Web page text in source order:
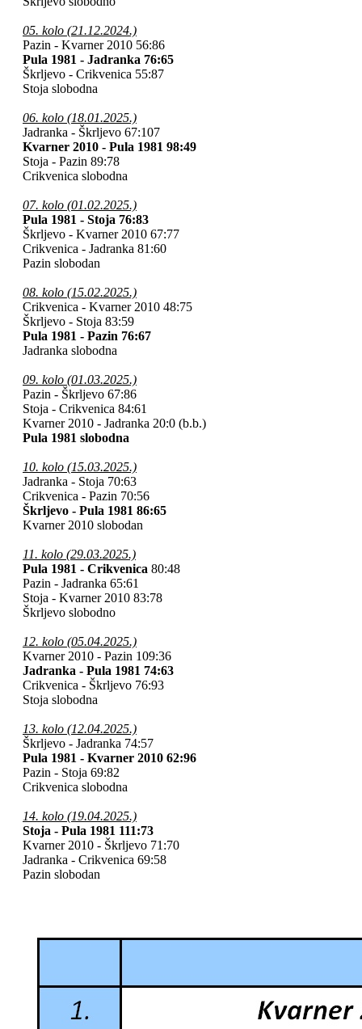
05. kolo (21.12.2024.)
Pazin - Kvarner 2010 56:86
Pula 1981 - Jadranka 76:65
Škrljevo - Crikvenica 55:87
Stoja slobodna
06. kolo (18.01.2025.)
Jadranka - Škrljevo 67:107
Kvarner 2010 - Pula 1981 98:49
Stoja - Pazin 89:78
Crikvenica slobodna
07. kolo (01.02.2025.)
Pula 1981 - Stoja 76:83
Škrljevo - Kvarner 2010 67:77
Crikvenica - Jadranka 81:60
Pazin slobodan
08. kolo (15.02.2025.)
Crikvenica - Kvarner 2010 48:75
Škrljevo - Stoja 83:59
Pula 1981 - Pazin 76:67
Jadranka slobodna
09. kolo (01.03.2025.)
Pazin - Škrljevo 67:86
Stoja - Crikvenica 84:61
Kvarner 2010 - Jadranka 20:0 (b.b.)
Pula 1981 slobodna
10. kolo (15.03.2025.)
Jadranka - Stoja 70:63
Crikvenica - Pazin 70:56
Škrljevo - Pula 1981 86:65
Kvarner 2010 slobodan
11. kolo (29.03.2025.)
Pula 1981 - Crikvenica 80:48
Pazin - Jadranka 65:61
Stoja - Kvarner 2010 83:78
Škrljevo slobodno
12. kolo (05.04.2025.)
Kvarner 2010 - Pazin 109:36
Jadranka - Pula 1981 74:63
Crikvenica - Škrljevo 76:93
Stoja slobodna
13. kolo (12.04.2025.)
Škrljevo - Jadranka 74:57
Pula 1981 - Kvarner 2010 62:96
Pazin - Stoja 69:82
Crikvenica slobodna
14. kolo (19.04.2025.)
Stoja - Pula 1981 111:73
Kvarner 2010 - Škrljevo 71:70
Jadranka - Crikvenica 69:58
Pazin slobodan